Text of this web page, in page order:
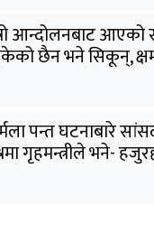
आन्दोलनबाट
छैन भने सिकून्,
पन्त घटनाबारे
गृहमन्त्रीले भने-